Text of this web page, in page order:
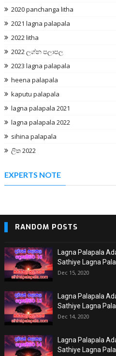
2020 panchanga litha
2021 lagna palapala
2022 litha
2022 ලග්න පලාපල
2023 lagna palapala
heena palapala
kaputu palapala
lagna palapala 2021
lagna palapala 2022
sihina palapala
ලිත 2022
EXPERTS NOTE
RANDOM POSTS
Lagna Palapala
Sathiye Lagna
Dec 15, 2020
Lagna Palapala
Sathiye Lagna
Dec 14, 2020
Lagna Palapala
Sathiye Lagna